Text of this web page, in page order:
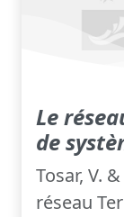
Le
de
Tosar, V.
réseau